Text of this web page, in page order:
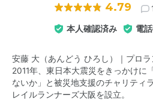
4.79
本人確認済み 電
安藤 大（あんどう ひろし）｜プロ
2011年、東日本大震災をきっかけに
ないか」と被災地支援のチャリティ
レイルランナーズ大阪を設立。